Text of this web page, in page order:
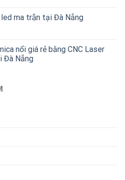
led ma trận tại Đà Nẵng
nổi giá rẻ bằng CNC Laser
Đà Nẵng